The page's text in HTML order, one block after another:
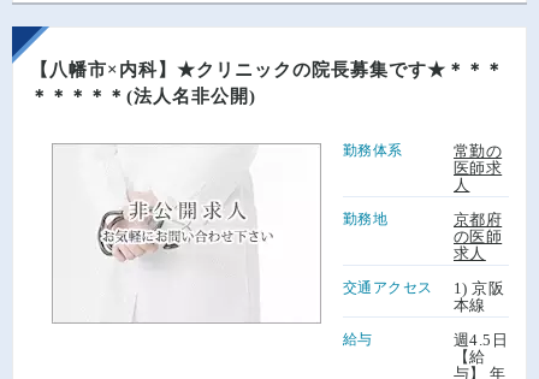
【八幡市×内科】★クリニックの院長募集です★＊＊＊
＊＊＊＊＊(法人名非公開)
勤務体系
常勤の
医師求
人
勤務地
京都府
の医師
求人
交通アクセス
1) 京阪
本線
給与
週4.5日
【給
与】 年